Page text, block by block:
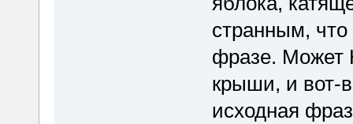
странным, что
фразе. Может
крыши, и вот-
исходная